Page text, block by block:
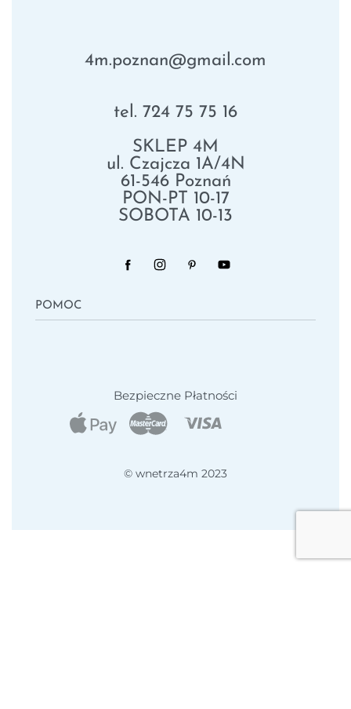
4m.poznan@gmail.com
tel. 724 75 75 16
SKLEP 4M
ul. Czajcza 1A/4N
61-546 Poznań
PON-PT 10-17
SOBOTA 10-13
POMOC
Dziękujemy za subskrypcję
Bezpieczne Płatności
© wnetrza4m 2023